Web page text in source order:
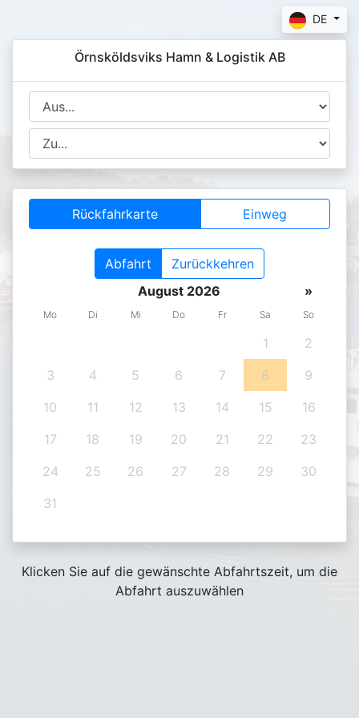
DE
Örnsköldsviks Hamn & Logistik AB
Rückfahrkarte Einweg
Abfahrt
Zurückkehren
August 2026
»
Mo Di Mi Do Fr Sa So
1
2
3
4 5 6 7 8
9
10
11 12 13 14 15
16
17
18 19 20 21 22
23
24
25 26 27 28 29
30
31
Klicken Sie auf die gewänschte Abfahrtszeit, um die
Abfahrt auszuwählen